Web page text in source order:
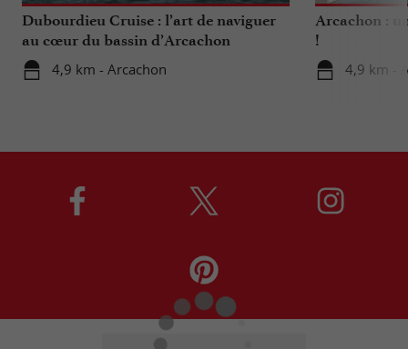
Dubourdieu Cruise : l’art de naviguer
au cœur du bassin d’Arcachon
4,9 km - Arcachon
Arcachon :
!
4,9 km -